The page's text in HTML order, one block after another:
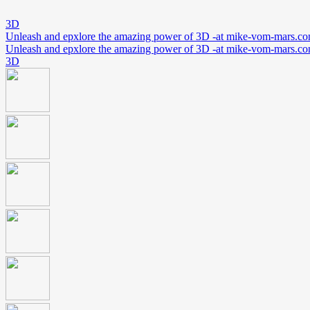
3D
Unleash and epxlore the amazing power of 3D -at mike-vom-
Unleash and epxlore the amazing power of 3D -at mike-vom-
3D